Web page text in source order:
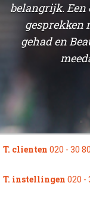
belangrijk.
gesprekken
gehad en
T. clienten 020 - 30
T. instellingen 020 -